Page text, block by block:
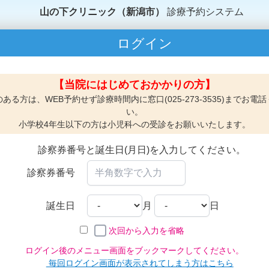
山の下クリニック（新潟市） 診療予約システム
ログイン
【当院にはじめておかかりの方】
ある方は、WEB予約せず診療時間内に窓口(025-273-3535)までお電話
い。
小学校4年生以下の方は小児科への受診をお願いいたします。
診察券番号と誕生日(月日)を入力してください。
診察券番号
誕生日 月 日
次回から入力を省略
ログイン後のメニュー画面をブックマークしてください。
毎回ログイン画面が表示されてしまう方はこちら